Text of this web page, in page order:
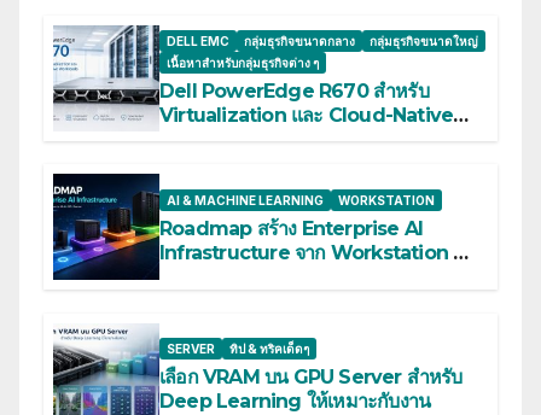
DELL EMC กลุ่มธุรกิจขนาดกลาง
กลุ่มธุรกิจขนาดใหญ่
เนื้อหาสำหรับกลุ่มธุรกิจต่าง ๆ
Dell PowerEdge R670 สำหรับ
Virtualization และ Cloud-Native
AI & MACHINE LEARNING WORKSTATION
Roadmap สร้าง Enterprise AI
Infrastructure จาก Workstation สู่
SERVER ทิป & ทริคเด็ดๆ
เลือก VRAM บน GPU Server สำหรับ
Deep Learning ให้เหมาะกับงาน